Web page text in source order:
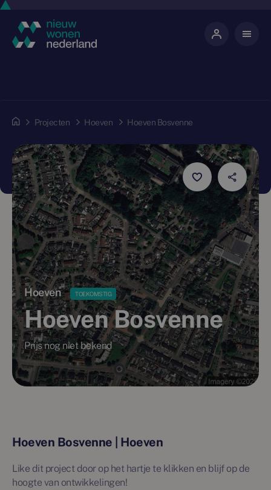
Projecten Hoeven Hoeven Bosvenne
Hoeven TOEKOMSTIG
Hoeven Bosvenne
Prijs nog niet bekend
Hoeven Bosvenne | Hoeven
Like dit project door op het hartje te klikken en blijf op de
hoogte van ontwikkelingen!